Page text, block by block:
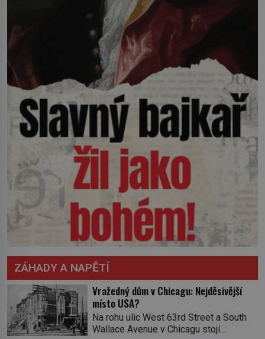
ZÁHADY A NAPĚTÍ
Vražedný dům v Chicagu: Nejděsivější
místo USA?
Na rohu ulic West 63rd Street a South
Wallace Avenue v Chicagu stojí